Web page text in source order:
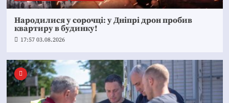
Народилися у сорочці: у Дніпрі дрон пробив
квартиру в будинку!
17:57 03.08.2026